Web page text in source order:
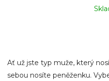
Ať už jste typ muže, který
sebou nosíte peněženku.